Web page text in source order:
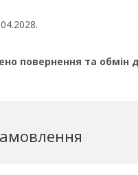
повернення та обмін